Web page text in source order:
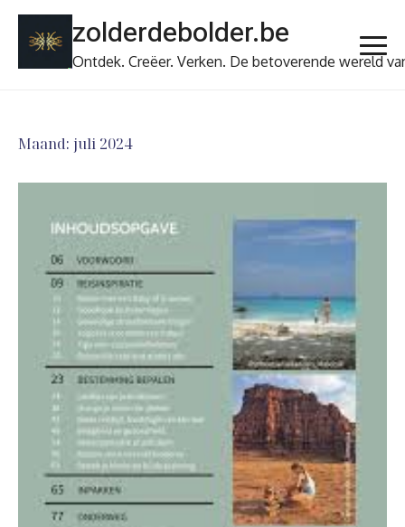
zolderdebolder.be
Ontdek. Creëer. Verken. De betoverende wereld
Maand: juli 2024